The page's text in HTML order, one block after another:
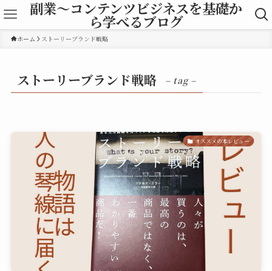
副業～コンテンツビジネスを基礎か
ら学べるブログ
ホーム ストーリーブランド戦略
ストーリーブランド戦略 – tag –
オススメの本レビュー